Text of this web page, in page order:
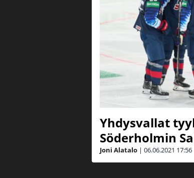
Yhdysvallat
Söderholmin
Joni Alatalo | 06.06.2021 17:56